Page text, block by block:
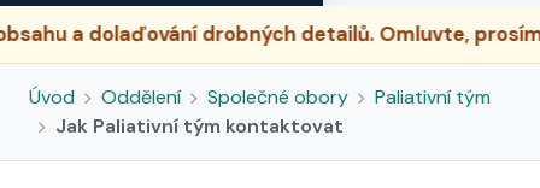
a dolaďování drobných detailů. Omluvte,
Úvod Oddělení Společné obory
Paliativní tým
Jak Paliativní tým kontaktovat